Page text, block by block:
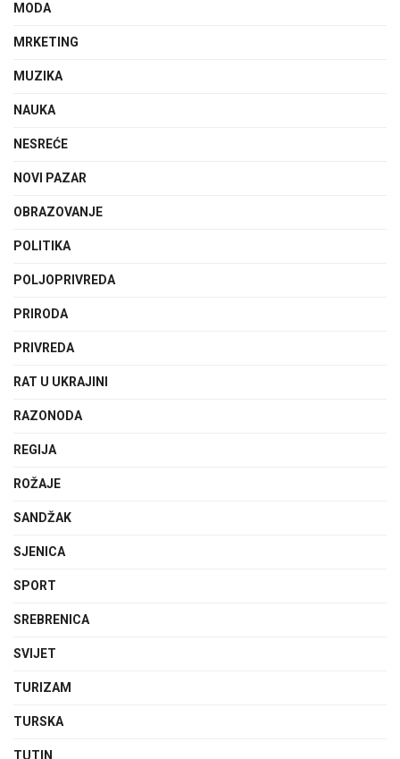
MODA
MRKETING
MUZIKA
NAUKA
NESREĆE
NOVI PAZAR
OBRAZOVANJE
POLITIKA
POLJOPRIVREDA
PRIRODA
PRIVREDA
RAT U UKRAJINI
RAZONODA
REGIJA
ROŽAJE
SANDŽAK
SJENICA
SPORT
SREBRENICA
SVIJET
TURIZAM
TURSKA
TUTIN